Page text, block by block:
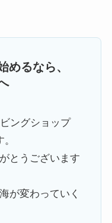
めるなら、
ングショップ
とうございます
が変わっていく